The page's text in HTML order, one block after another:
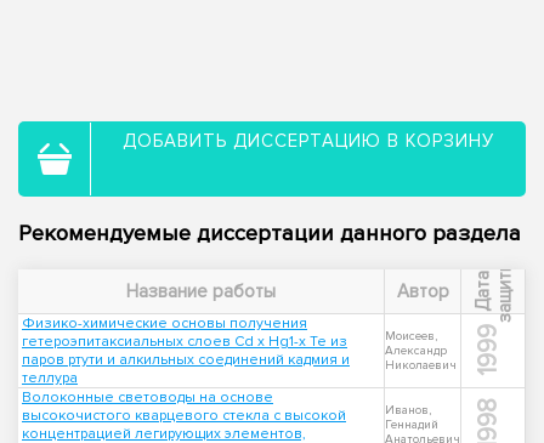
ДОБАВИТЬ ДИССЕРТАЦИЮ В КОРЗИНУ
Рекомендуемые диссертации данного раздела
Название работы Автор Д
а
т
а
з
а
щ
и
т ы
Физико-химические основы получения
гетероэпитаксиальных слоев Cd x Hg1-x Te из
паров ртути и алкильных соединений кадмия и
теллура
Моисеев,
Александр
Николаевич
1999
Волоконные световоды на основе
высокочистого кварцевого стекла с высокой
концентрацией легирующих элементов,
Иванов,
Геннадий
Анатольевич
1998